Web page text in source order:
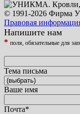
© 1991-2026
Правовая
Напишите нам
* поля, обязательные для
Тема письма
Ваше имя
Почта*